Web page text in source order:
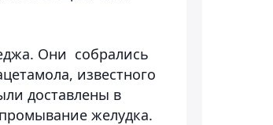
Они собрались
известного
доставлены в
желудка.